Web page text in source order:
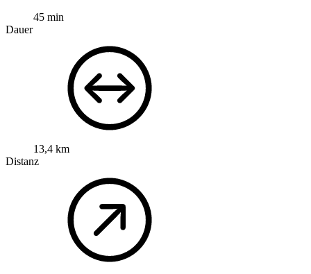
45 min
Dauer
13,4 km
Distanz